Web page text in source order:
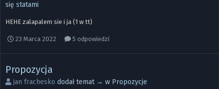
się statami
HEHE zalapalem sie i ja (1 w tt)
23 Marca 2022 5 odpowiedzi
Propozycja
jan frachesko dodał temat → w Propozycje